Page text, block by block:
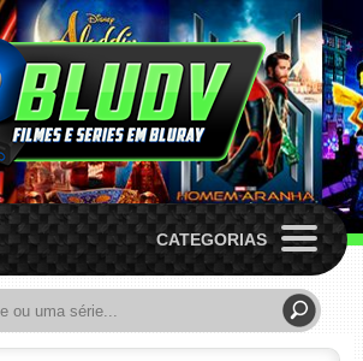
CATEGORIAS